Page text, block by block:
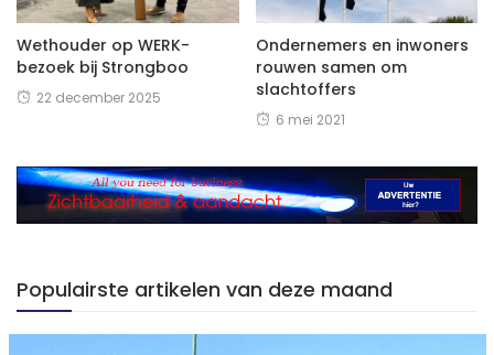
Wethouder op WERK-
bezoek bij Strongboo
22 december 2025
Ondernemers en inwoners
rouwen samen om
slachtoffers
6 mei 2021
Populairste artikelen van deze maand